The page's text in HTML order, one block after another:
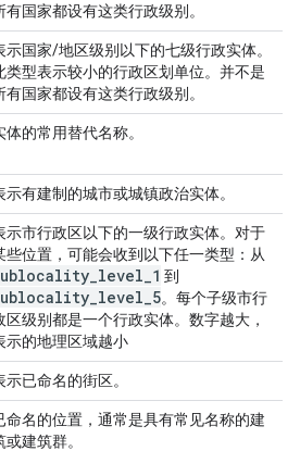
有国家都设有这类行政级别。
示国家/地区级别以下的七级行政实体。
类型表示较小的行政区划单位。并不是
有国家都设有这类行政级别。
体的常用替代名称。
示有建制的城市或城镇政治实体。
示市行政区以下的一级行政实体。对于
些位置，可能会收到以下任一类型：从
level 1 到
level 5。每个子级市行
区级别都是一个行政实体。数字越大，
示的地理区域越小
示已命名的街区。
命名的位置，通常是具有常见名称的建
或建筑群。